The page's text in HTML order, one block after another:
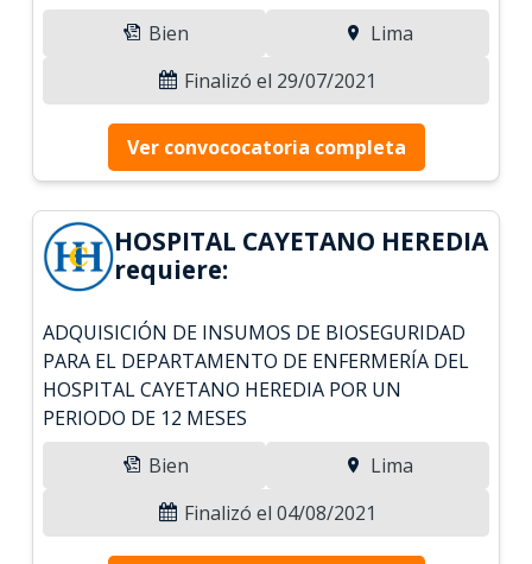
Bien
Lima
Finalizó el 29/07/2021
Ver convococatoria completa
HOSPITAL CAYETANO HEREDIA
requiere:
ADQUISICIÓN DE INSUMOS DE BIOSEGURIDAD
PARA EL DEPARTAMENTO DE ENFERMERÍA DEL
HOSPITAL CAYETANO HEREDIA POR UN
PERIODO DE 12 MESES
Bien
Lima
Finalizó el 04/08/2021